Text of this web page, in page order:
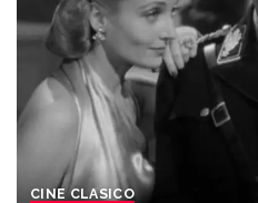
CINE CLASICO